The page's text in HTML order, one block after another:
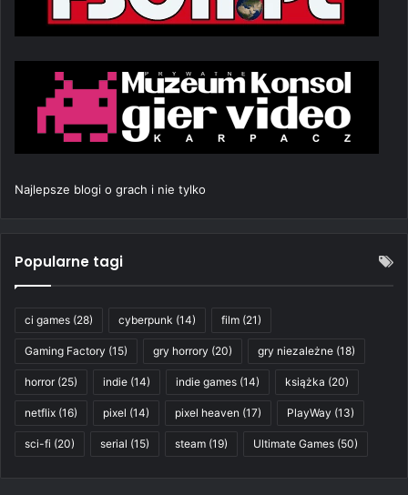
Najlepsze blogi o grach i nie tylko
Popularne tagi
ci games (28) cyberpunk (14) film (21)
Gaming Factory (15) gry horrory (20) gry niezależne (18)
horror(25) indie (14) indie games (14) książka (20)
netflix (16) pixel (14) pixel heaven (17) PlayWay (13)
sci-fi (20) serial (15) steam (19) Ultimate Games (50)